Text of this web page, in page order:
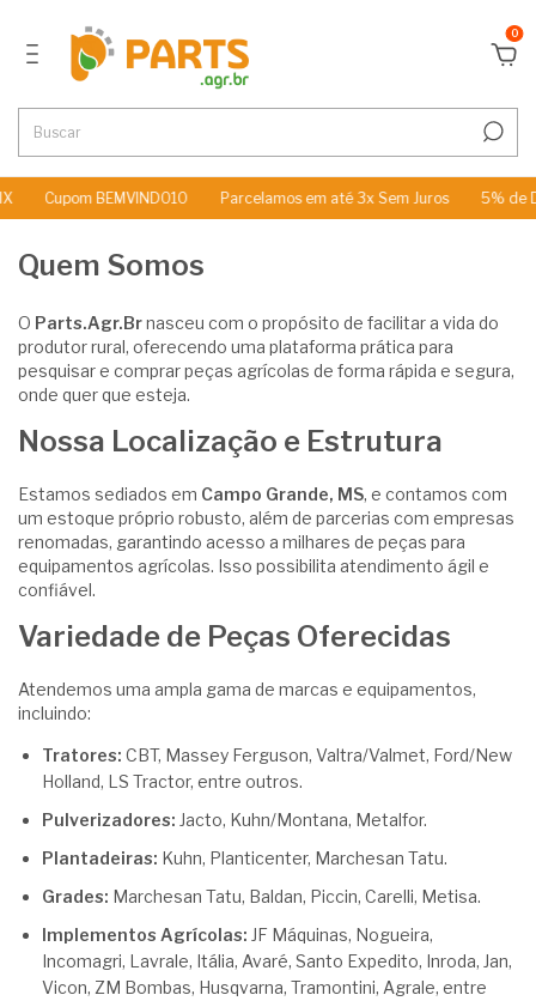
0
Cupom BEMVINDO10 Parcelamos em até 3x Sem Juros 5% de
Quem Somos
O Parts.Agr.Brnasceu com o propósito de facilitar a vida do
produtor rural, oferecendo uma plataforma prática para
pesquisar e comprar peças agrícolas de forma rápida e segura,
onde quer que esteja.
Nossa Localização e Estrutura
Estamos sediados em Campo Grande, MS, e contamos com
um estoque próprio robusto, além de parcerias com empresas
renomadas, garantindo acesso a milhares de peças para
equipamentos agrícolas. Isso possibilita atendimento ágil e
confiável.
Variedade de Peças Oferecidas
Atendemos uma ampla gama de marcas e equipamentos,
incluindo:
Tratores: CBT, Massey Ferguson, Valtra/Valmet, Ford/New
Holland, LS Tractor, entre outros.
Pulverizadores: Jacto, Kuhn/Montana, Metalfor.
Plantadeiras: Kuhn, Planticenter, Marchesan Tatu.
Grades: Marchesan Tatu, Baldan, Piccin, Carelli, Metisa.
Implementos Agrícolas: JF Máquinas, Nogueira,
Incomagri, Lavrale, Itália, Avaré, Santo Expedito, Inroda, Jan,
Vicon, ZM Bombas, Husqvarna, Tramontini, Agrale, entre